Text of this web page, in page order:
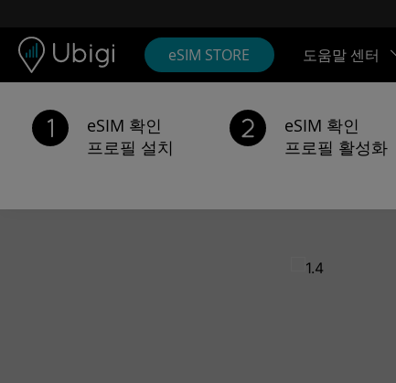
eSIM STORE 도움말 센터
eSIM 확인
프로필 설치
eSIM 확인
프로필 활성화